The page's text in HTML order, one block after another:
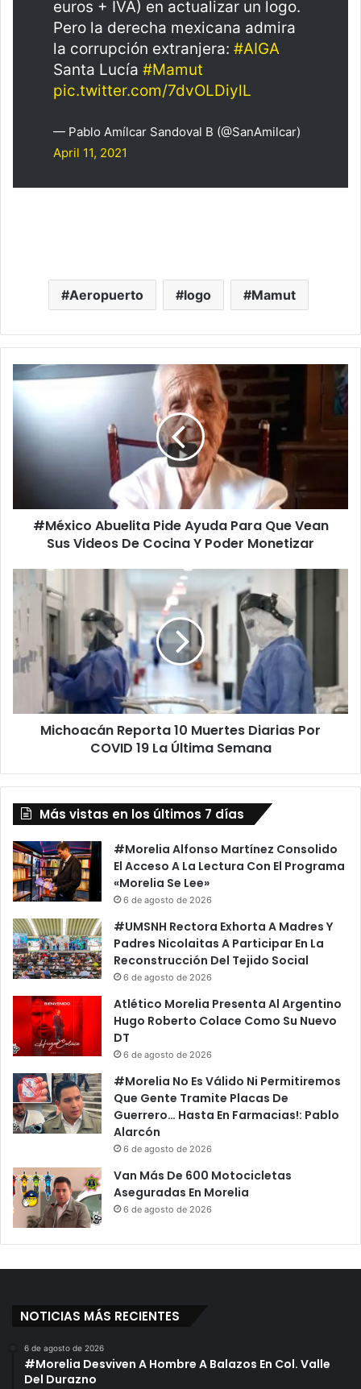
euros + IVA) en actualizar un logo.
Pero la derecha mexicana admira
la corrupción extranjera: #AIGA
Santa Lucía #Mamut
pic.twitter.com/7dvOLDiylL
— Pablo Amílcar Sandoval B (@SanAmilcar)
April 11, 2021
Aeropuerto logo Mamut
#México
Pide
Ayuda
Para
Videos
Monetizar
#México Abuelita Pide Ayuda Para Que Vean
Sus Videos De Cocina Y Poder Monetizar
Reporta
10
Muertes
Diarias
Por
COVID
La
ÚltimaMichoacán Reporta 10 Muertes Diarias Por
COVID 19 La Última Semana
Más vistas en los últimos 7 días
#Morelia Alfonso Martínez Consolido
El Acceso A La Lectura Con El Programa
«Morelia Se Lee»
6 de agosto de 2026
#UMSNH Rectora Exhorta A Madres Y
Padres Nicolaitas A Participar En La
Reconstrucción Del Tejido Social
6 de agosto de 2026
Atlético Morelia Presenta Al Argentino
Hugo Roberto Colace Como Su Nuevo
DT
6 de agosto de 2026
#Morelia No Es Válido Ni Permitiremos
Que Gente Tramite Placas De
Guerrero… Hasta En Farmacias!: Pablo
Alarcón
6 de agosto de 2026
Van Más De 600 Motocicletas
Aseguradas En Morelia
6 de agosto de 2026
NOTICIAS MÁS RECIENTES
6 de agosto de 2026
#Morelia Desviven A Hombre A Balazos En Col. Valle
Del Durazno